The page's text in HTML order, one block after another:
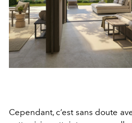
Cependant, c’est sans doute